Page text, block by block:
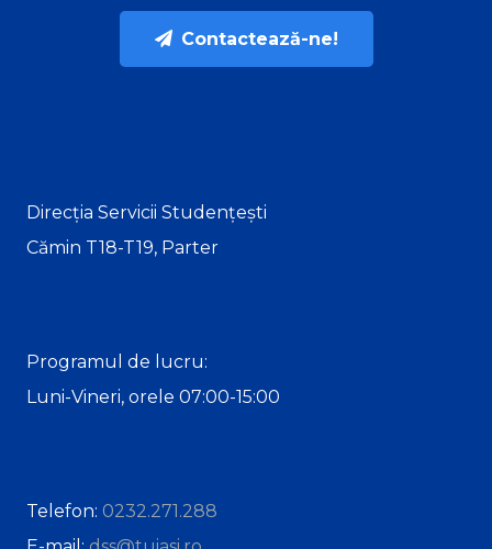
Contactează-ne!
Direcția Servicii Studențești
Cămin T18-T19, Parter
Programul de lucru:
Luni-Vineri, orele 07:00-15:00
Telefon: 0232.271.288